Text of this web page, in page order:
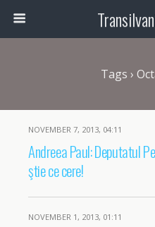
Tags ›
NOVEMBER 7, 2013, 04:11
Andreea Paul: Deputatul
ştie ce cere!
NOVEMBER 1, 2013, 01:11